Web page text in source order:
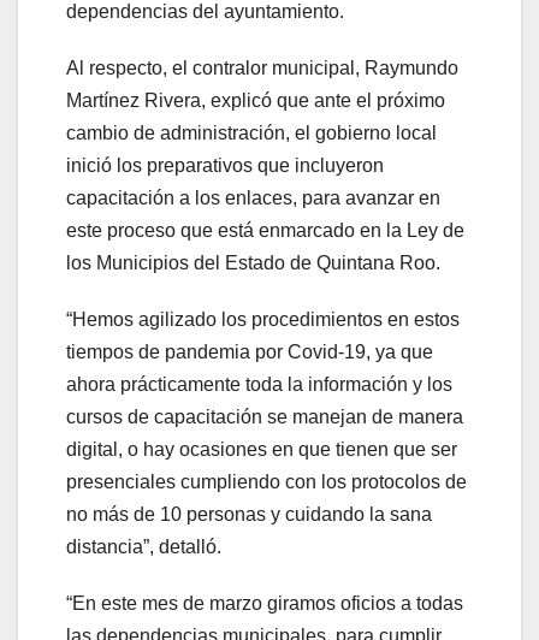
dependencias del ayuntamiento.
Al respecto, el contralor municipal, Raymundo
Martínez Rivera, explicó que ante el próximo
cambio de administración, el gobierno local
inició los preparativos que incluyeron
capacitación a los enlaces, para avanzar en
este proceso que está enmarcado en la Ley de
los Municipios del Estado de Quintana Roo.
“Hemos agilizado los procedimientos en estos
tiempos de pandemia por Covid-19, ya que
ahora prácticamente toda la información y los
cursos de capacitación se manejan de manera
digital, o hay ocasiones en que tienen que ser
presenciales cumpliendo con los protocolos de
no más de 10 personas y cuidando la sana
distancia”, detalló.
“En este mes de marzo giramos oficios a todas
las dependencias municipales, para cumplir